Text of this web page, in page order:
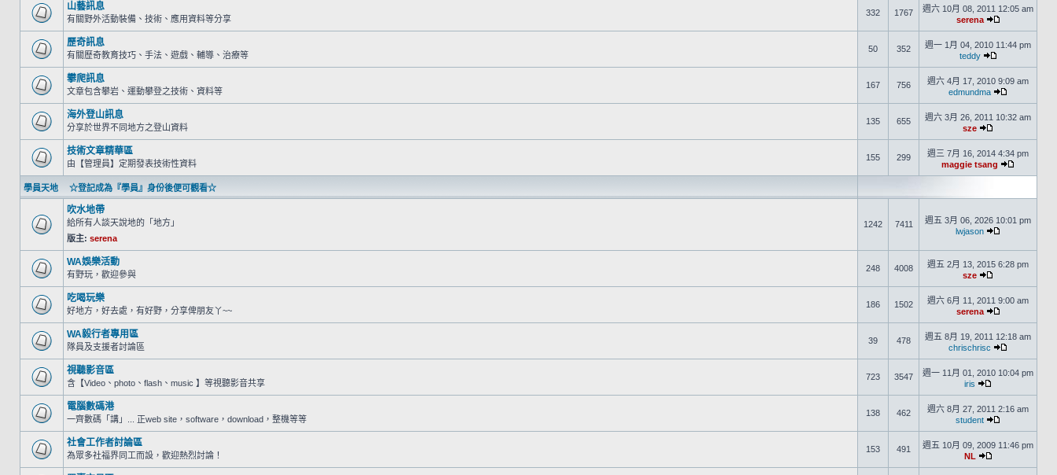
山藝訊息
有關野外活動裝備、技術、應用資料等分享
332 1767
週六 10月 08, 2011 12:05 am
serena
歷奇訊息
有關歷奇教育技巧、手法、遊戲、輔導、治療等
50 352
週一 1月 04, 2010 11:44 pm
teddy
攀爬訊息
文章包含攀岩、運動攀登之技術、資料等
167 756
週六 4月 17, 2010 9:09 am
edmundma
海外登山訊息
分享於世界不同地方之登山資料
135 655
週六 3月 26, 2011 10:32 am
sze
技術文章精華區
由【管理員】定期發表技術性資料
155 299
週三 7月 16, 2014 4:34 pm
maggie tsang
學員天地 ☆登記成為『學員』身份後便可觀看☆
吹水地帶
給所有人談天說地的「地方」
版主: serena
1242 7411
週五 3月 06, 2026 10:01 pm
lwjason
WA娛樂活動
有野玩，歡迎參與
248 4008
週五 2月 13, 2015 6:28 pm
sze
吃喝玩樂
好地方，好去處，有好野，分享俾朋友丫~~
186 1502
週六 6月 11, 2011 9:00 am
serena
WA毅行者專用區
隊員及支援者討論區
39 478
週五 8月 19, 2011 12:18 am
chrischrisc
視聽影音區
含【Video、photo、flash、music 】等視聽影音共享
723 3547
週一 11月 01, 2010 10:04 pm
iris
電腦數碼港
一齊數碼「講」... 正web site，software，download，整機等等
138 462
週六 8月 27, 2011 2:16 am
student
社會工作者討論區
為眾多社福界同工而設，歡迎熱烈討論！
153 491
週五 10月 09, 2009 11:46 pm
NL